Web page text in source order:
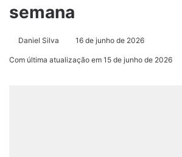
semana
Daniel Silva 16 de junho de 2026
Com última atualização em 15 de junho de 2026